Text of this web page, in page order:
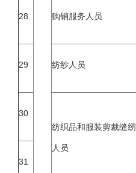
28 购销服务人员
29 纺纱人员
30
纺织品和服装剪裁缝纫
人员
31